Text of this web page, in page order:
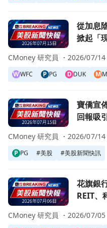
前往從加息陰霾到股利熱
從加息
掀起「
WWFC P PG D DUK M
CMoney 研究員 ・2026/07/14
前往寶僑宣佈每股$1.0885
寶僑宣
回報吸
P PG #美股 #美股新聞快訊
CMoney 研究員 ・2026/07/14
前往花旗銀行預測2026年
花旗銀
REIT、
CMoney 研究員 ・2026/07/05